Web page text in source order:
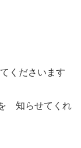
くださいます
知らせてくれ